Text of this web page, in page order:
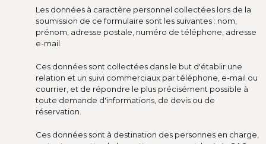
Les données à caractère personnel collectées lors de la
soumission de ce formulaire sont les suivantes : nom,
prénom, adresse postale, numéro de téléphone, adresse
e-mail.
Ces données sont collectées dans le but d'établir une
relation et un suivi commerciaux par téléphone, e-mail ou
courrier, et de répondre le plus précisément possible à
toute demande d'informations, de devis ou de
réservation.
Ces données sont à destination des personnes en charge,